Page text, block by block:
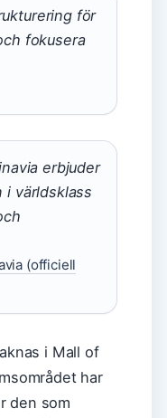
för
fokusera
erbjuder
i världsklass
(officiell
i Mall of
har
den som